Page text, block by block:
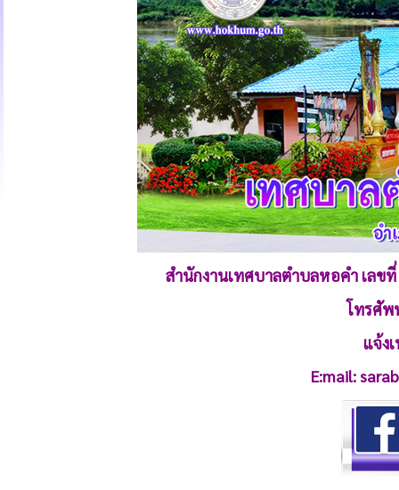
สำนักงานเทศบาลตำบลหอคำ เลข
โทรศัพ
แจ้ง
E:mail: